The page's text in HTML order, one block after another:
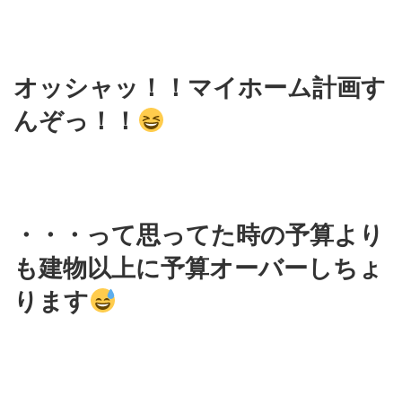
オッシャッ！！マイホーム計画す
んぞっ！！
・・・って思ってた時の予算より
も建物以上に予算オーバーしちょ
ります